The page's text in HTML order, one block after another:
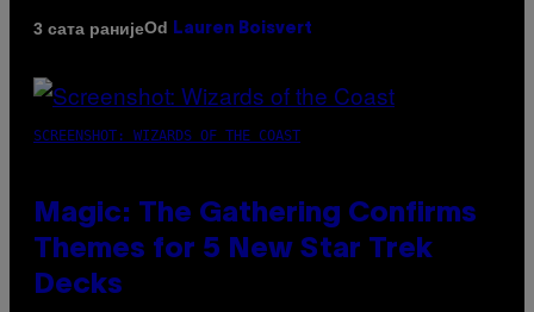
3 сата ранијеOd Lauren Boisvert
SCREENSHOT: WIZARDS OF THE COAST
Magic: The Gathering Confirms
Themes for 5 New Star Trek
Decks